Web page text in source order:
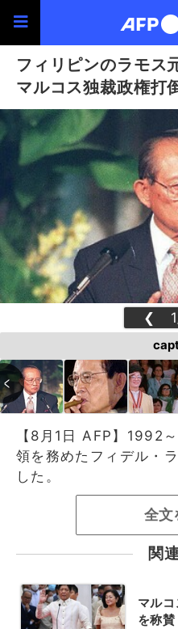
フィリピンのラモス
マルコス独裁政権打
❮
【8月1日 AFP】1992
領を務めたフィデル・
した。
全文
関
マル
を称賛